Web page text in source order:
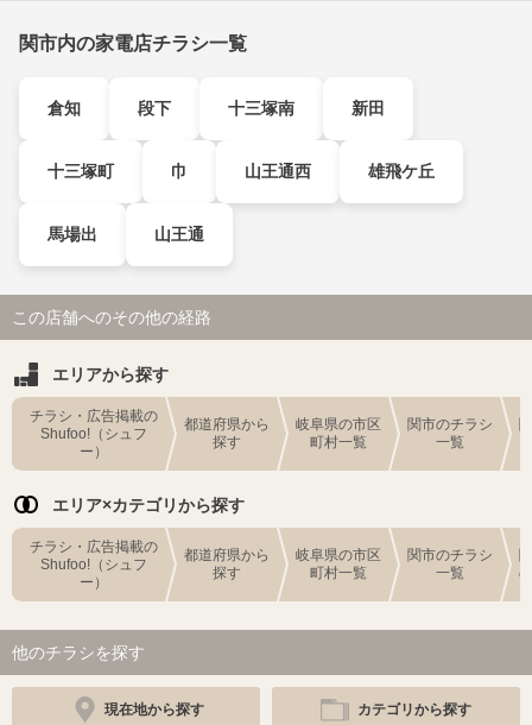
関市内の家電店チラシ一覧
倉知 段下 十三塚南 新田
十三塚町 巾 山王通西 雄飛ケ丘
馬場出 山王通
この店舗へのその他の経路
エリアから探す
チラシ・広告掲載の
Shufoo!（シュフ
ー）
都道府県から
探す
岐阜県の市区
町村一覧
関市のチラシ
一覧
エリア×カテゴリから探す
チラシ・広告掲載の
Shufoo!（シュフ
ー）
都道府県から
探す
岐阜県の市区
町村一覧
関市のチラシ
一覧
他のチラシを探す
現在地から探す カテゴリから探す